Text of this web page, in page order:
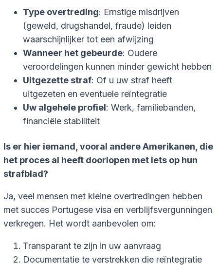
Type overtreding: Ernstige misdrijven
(geweld, drugshandel, fraude) leiden
waarschijnlijker tot een afwijzing
Wanneer het gebeurde: Oudere
veroordelingen kunnen minder gewicht hebben
Uitgezette straf: Of u uw straf heeft
uitgezeten en eventuele reïntegratie
Uw algehele profiel: Werk, familiebanden,
financiële stabiliteit
Is er hier iemand, vooral andere Amerikanen, die
het proces al heeft doorlopen met iets op hun
strafblad?
Ja, veel mensen met kleine overtredingen hebben
met succes Portugese visa en verblijfsvergunningen
verkregen. Het wordt aanbevolen om:
Transparant te zijn in uw aanvraag
Documentatie te verstrekken die reïntegratie